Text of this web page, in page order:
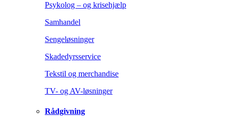
Psykolog – og krisehjælp
Samhandel
Sengeløsninger
Skadedyrsservice
Tekstil og merchandise
TV- og AV-løsninger
Rådgivning